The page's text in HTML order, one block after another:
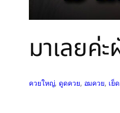
มาเลยค่
ควยใหญ่, ดูดควย, อมควย, เย็